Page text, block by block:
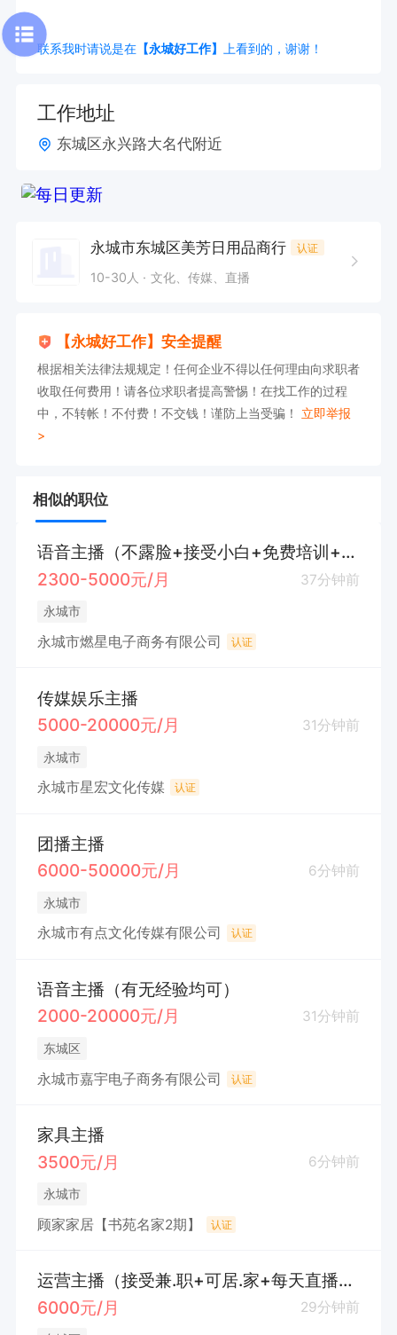
联系我时请说是在【永城好工作】 上看到的，谢谢！
工作地址
东城区永兴路大名代附近
永城市东城区美芳日用品商行 认证
10-30人 文化、传媒、直播
【永城好工作】安全提醒
根据相关法律法规规定！任何企业不得以任何理由向求职者
收取任何费用！请各位求职者提高警惕！在找工作的过程
中，不转帐！不付费！不交钱！谨防上当受骗！ 立即举报
>
相似的职位
语音主播（不露脸+接受小白+免费培训+包住）
2300-5000元/月
37分钟前
永城市
永城市燃星电子商务有限公司 认证
传媒娱乐主播
5000-20000元/月
31分钟前
永城市
永城市星宏文化传媒 认证
团播主播
6000-50000元/月
6分钟前
永城市
永城市有点文化传媒有限公司 认证
语音主播（有无经验均可）
2000-20000元/月
31分钟前
东城区
永城市嘉宇电子商务有限公司 认证
家具主播
3500元/月
6分钟前
永城市
顾家家居【书苑名家2期】 认证
运营主播（接受兼.职+可居.家+每天直播3小时）
6000元/月
29分钟前